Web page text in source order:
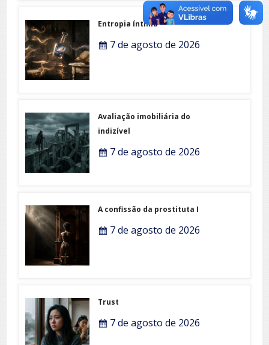
Entropia íntima
7 de agosto de 2026
Avaliação imobiliária do
indizível
7 de agosto de 2026
A confissão da prostituta I
7 de agosto de 2026
Trust
7 de agosto de 2026